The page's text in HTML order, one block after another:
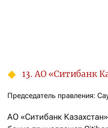
13. АО «Ситибанк
Председатель правления:
АО «Ситибанк